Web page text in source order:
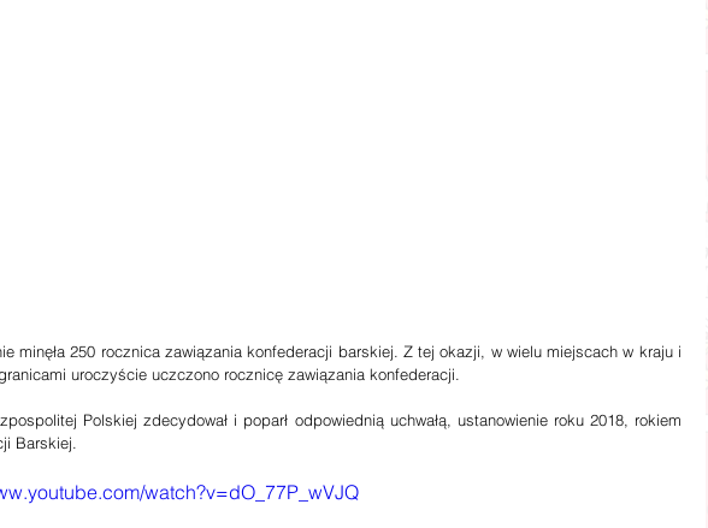
uroczyście uczczono rocznicę zawiązania konfederacji.
Polskiej zdecydował i poparł odpowiednią uchwałą, ustanowienie roku 2018, rokiem
Barskiej.
watch?v=dO_77P_wVJQ